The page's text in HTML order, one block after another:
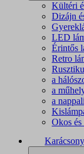
Kültéri
Dizájn
LED
Érintős
Retro
a
a
a
Okos